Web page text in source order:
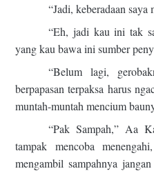
“Jadi, keberadaan saya
“Eh, jadi kau ini tak
yang kau bawa ini sumber
“Belum lagi,
berpapasan terpaksa harus
muntah-muntah mencium
“Pak Sampah,” Aa
tampak mencoba
mengambil sampahnya